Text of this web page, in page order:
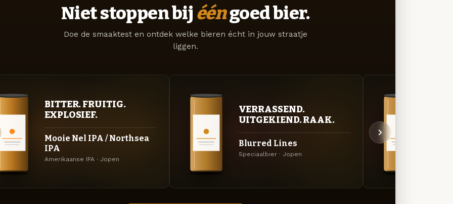
Niet stoppen bij ééngoed bier.
Doe de smaaktest en ontdek welke bieren écht in jouw straatje
liggen.
BITTER. FRUITIG.
EXPLOSIEF.
Mooie Nel IPA / Northsea
IPA
Amerikaanse IPA · Jopen
VERRASSEND.
UITGEKIEND. RAAK.
Blurred Lines
Speciaalbier · Jopen